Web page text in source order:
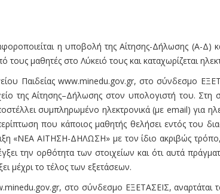
η υποβολή της Αίτησης-Δήλωσης (Α-Δ)
μαθητές στο Λύκειό τους και καταχωρίζεται
Παιδείας www.minedu.gov.gr, στο σύνδεσμο
της Αίτησης–Δήλωσης στον υπολογιστή του.
συμπληρωμένο ηλεκτρονικά (με email) για
που κάποιος μαθητής θελήσει εντός του
«ΝΕΑ ΑΙΤΗΣΗ-ΔΗΛΩΣΗ» με τον ίδιο ακριβώς
την ορθότητα των στοιχείων και ότι αυτά
μέχρι το τέλος των εξετάσεων.
στο σύνδεσμο ΕΞΕΤΑΣΕΙΣ, αναρτάται